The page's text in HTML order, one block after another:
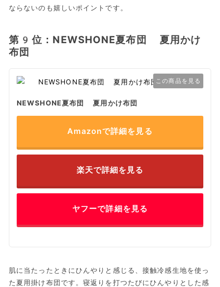
ならないのも嬉しいポイントです。
第9位：NEWSHONE夏布団 夏用かけ
布団
この商品を見る
NEWSHONE夏布団 夏用かけ布団
Amazonで詳細を見る
楽天で詳細を見る
ヤフーで詳細を見る
肌に当たったときにひんやりと感じる、接触冷感生地を使っ
た夏用掛け布団です。寝返りを打つたびにひんやりとした感